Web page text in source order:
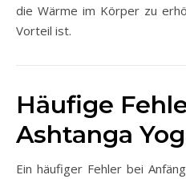
die Wärme im Körper zu
Vorteil ist.
Häufige
Ashtanga
Ein häufiger Fehler bei